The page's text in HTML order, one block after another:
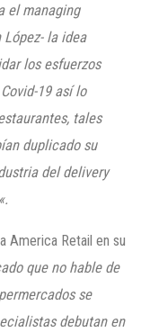
el managing
la idea
los esfuerzos
19 así lo
tales
duplicado su
del delivery
America Retail en su
que no hable de
se
debutan en